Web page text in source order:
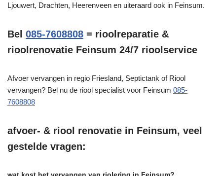
Ljouwert, Drachten, Heerenveen en uiteraard ook in Feinsum.
Bel 085-7608808 = rioolreparatie &
rioolrenovatie Feinsum 24/7 rioolservice
Afvoer vervangen in regio Friesland, Septictank of Riool
vervangen? Bel nu de riool specialist voor Feinsum 085-
7608808
afvoer- & riool renovatie in Feinsum, veel
gestelde vragen: